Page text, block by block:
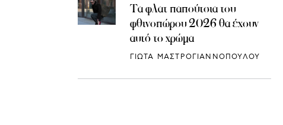
Τα φλατ παπούτσια του
φθινοπώρου 2026 θα έχουν
αυτό το χρώμα
ΓΙΩΤΑ ΜΑΣΤΡΟΓΙΑΝΝΟΠΟΥΛΟΥ